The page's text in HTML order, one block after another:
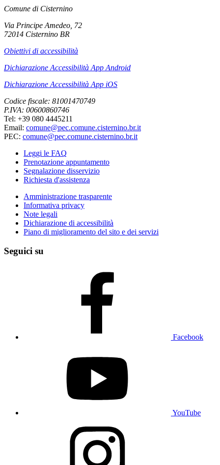
Comune di Cisternino
Via Principe Amedeo, 72
72014 Cisternino BR
Obiettivi di accessibilità
Dichiarazione Accessibilità App Android
Dichiarazione Accessibilità App iOS
Codice fiscale: 81001470749
P.IVA: 00600860746
Tel: +39 080 4445211
Email: comune@pec.comune.cisternino.br.it
PEC: comune@pec.comune.cisternino.br.it
Leggi le FAQ
Prenotazione appuntamento
Segnalazione disservizio
Richiesta d'assistenza
Amministrazione trasparente
Informativa privacy
Note legali
Dichiarazione di accessibilità
Piano di miglioramento del sito e dei servizi
Seguici su
Facebook
YouTube